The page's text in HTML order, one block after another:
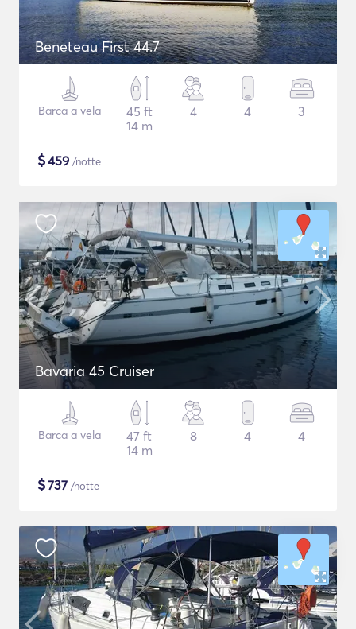
Beneteau First 44.7
Barca a vela
45 ft
14 m
4 4 3
$459 /notte
Bavaria 45 Cruiser
Barca a vela
47 ft
14 m
8 4 4
$737 /notte